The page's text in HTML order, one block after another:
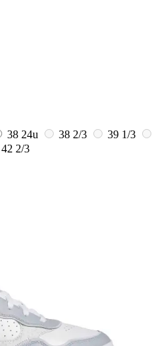
38 24u 38 2/3
39 1/3
42 2/3